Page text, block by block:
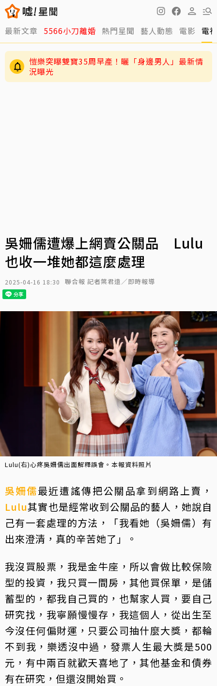
最新文章 5566小刀離婚 熱門星聞 藝人動態 電影 電
獨／把父親名字刺手上！楊千霈感念「無論婚內
單親」全靠老爸當後盾
愷樂突曝雙寶35周早產！曬「身邊男人」最新情
況曝光
吳姍儒遭爆上網賣公關品 Lulu
也收一堆她都這麼處理
2025-04-16 18:30 聯合報 記者葉君遠／即時報導
Lulu(右)心疼吳姍儒出面解釋誤會。本報資料照片
吳姍儒最近遭謠傳把公關品拿到網路上賣，
Lulu其實也是經常收到公關品的藝人，她說自
己有一套處理的方法，「我看她（吳姍儒）有
出來澄清，真的辛苦她了」。
我沒買股票，我是金牛座，所以會做比較保險
型的投資，我只買一間房，其他買保單，是儲
蓄型的，都我自己買的，也幫家人買，要自己
研究找，我寧願慢慢存，我這個人，從出生至
今沒任何偏財運，只要公司抽什麼大獎，都輪
不到我，樂透沒中過，發票人生最大獎是500
元，有中兩百就歡天喜地了，其他基金和債券
有在研究，但還沒開始買。